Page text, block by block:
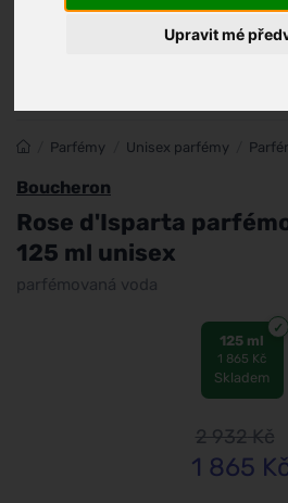
Upravit mé
Parfémy Unisex parfémy
Boucheron
Rose d'Isparta
125 ml unisex
parfémovaná voda
125 ml
1 865 Kč
Skladem
2 932Kč
1 865